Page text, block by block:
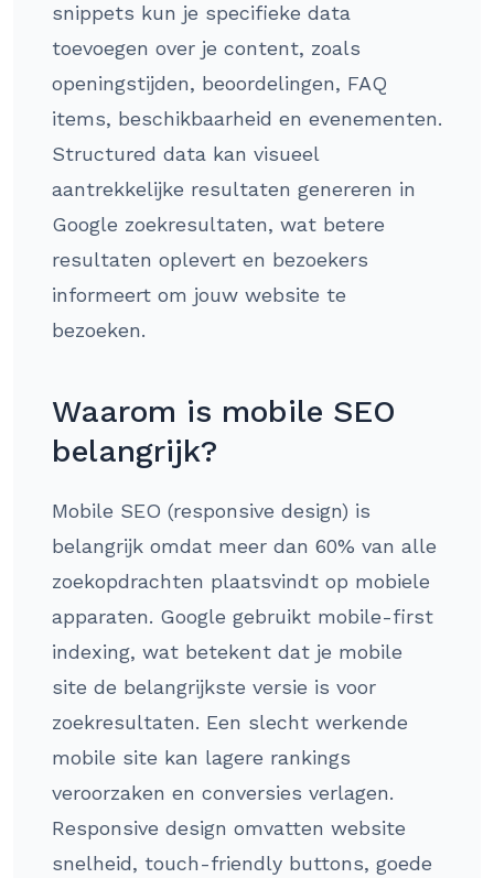
snippets kun je specifieke data
toevoegen over je content, zoals
openingstijden, beoordelingen, FAQ
items, beschikbaarheid en evenementen.
Structured data kan visueel
aantrekkelijke resultaten genereren in
Google zoekresultaten, wat betere
resultaten oplevert en bezoekers
informeert om jouw website te
bezoeken.
Waarom is mobile SEO
belangrijk?
Mobile SEO (responsive design) is
belangrijk omdat meer dan 60% van alle
zoekopdrachten plaatsvindt op mobiele
apparaten. Google gebruikt mobile-first
indexing, wat betekent dat je mobile
site de belangrijkste versie is voor
zoekresultaten. Een slecht werkende
mobile site kan lagere rankings
veroorzaken en conversies verlagen.
Responsive design omvatten website
snelheid, touch-friendly buttons, goede